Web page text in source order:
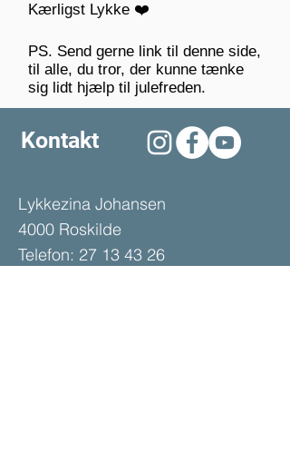
Kærligst Lykke ❤️
PS. Send gerne link til denne side,
til alle, du tror, der kunne tænke
sig lidt hjælp til julefreden.
Kontakt
Lykkezina Johansen
4000 Roskilde
Telefon: 27 13 43 26